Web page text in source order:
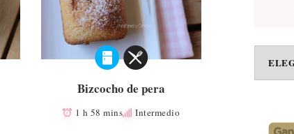
Bizcocho de pera
1 h 58 mins Intermedio